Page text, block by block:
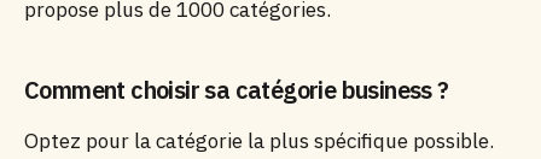
propose plus de 1000 catégories.
Comment choisir sa catégorie business ?
Optez pour la catégorie la plus spécifique possible.